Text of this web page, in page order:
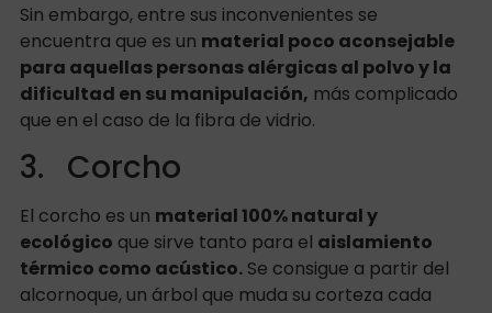
Sin embargo, entre sus inconvenientes se
encuentra que es un material poco aconsejable
para aquellas personas alérgicas al polvo y la
dificultad en su manipulación, más complicado
que en el caso de la fibra de vidrio.
3. Corcho
El corcho es un material 100% natural y
ecológico que sirve tanto para el aislamiento
térmico como acústico.Se consigue a partir del
alcornoque, un árbol que muda su corteza cada